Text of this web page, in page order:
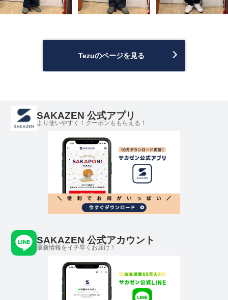
Tezuのページを見る
SAKAZEN 公式アプリ
より使いやすく！クーポンももらえる！
SAKAZEN 公式アカウント
最新情報をイチ早くお届け！